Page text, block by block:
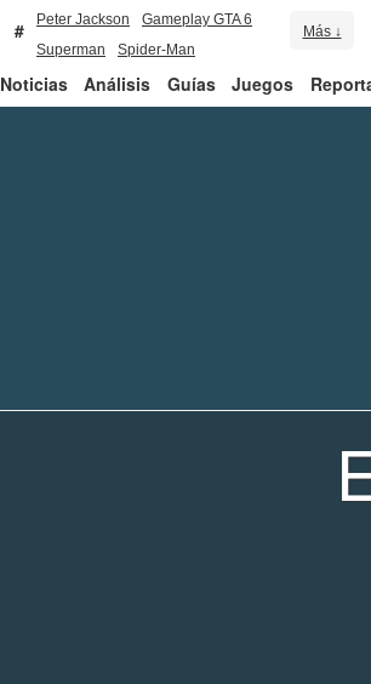
Peter Jackson
Gameplay GTA 6
Superman
Spider-Man
Más ↓
Noticias Análisis Guías Juegos